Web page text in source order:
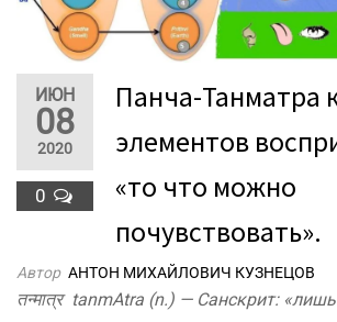
ИЮН
08
2020
0
Панча-Танматра
элементов
«то что можно
почувствовать».
Автор АНТОН МИХАЙЛОВИЧ КУЗНЕЦОВ
तन्मात्र tanmAtra (n.) — Санскрит: